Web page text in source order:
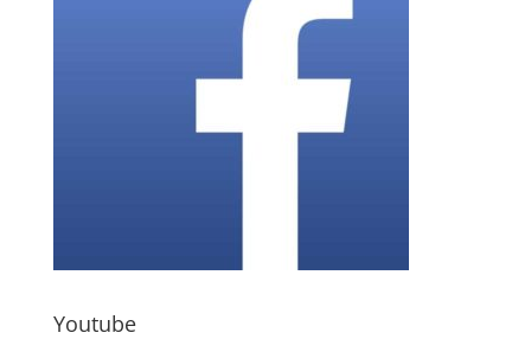
Youtube